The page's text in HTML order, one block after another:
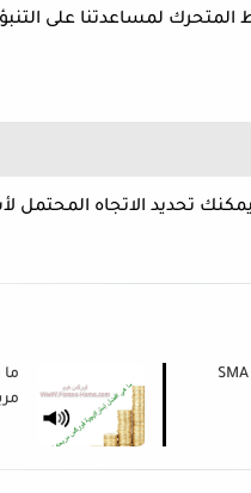
لمساعدتنا على
تحديد الاتجاه
شرح الموفينج افريج البسيط SMA